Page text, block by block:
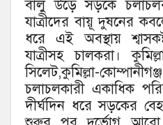
বালু উড়ে সড়কে
যাত্রীদের বায়ূ দুষনের
ধরে এই অবস্থায়
যাত্রীসহ চালকরা।
সিলেট,কুমিল্লা-
চলাচলকারী একাধিক
দীর্ঘদিন ধরে সড়কের